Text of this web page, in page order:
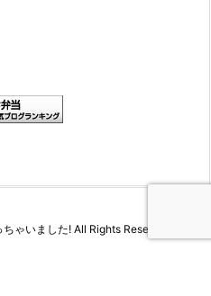
ゃいました!All Rights Reserved.